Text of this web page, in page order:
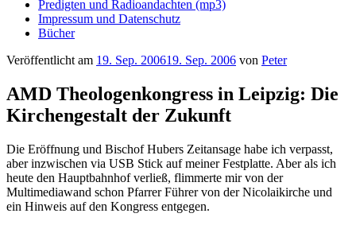
Predigten und Radioandachten (mp3)
Impressum und Datenschutz
Bücher
Veröffentlicht am 19. Sep. 200619. Sep. 2006 von Peter
AMD Theologenkongress in Leipzig: Die
Kirchengestalt der Zukunft
Die Eröffnung und Bischof Hubers Zeitansage habe ich verpasst,
aber inzwischen via USB Stick auf meiner Festplatte. Aber als ich
heute den Hauptbahnhof verließ, flimmerte mir von der
Multimediawand schon Pfarrer Führer von der Nicolaikirche und
ein Hinweis auf den Kongress entgegen.